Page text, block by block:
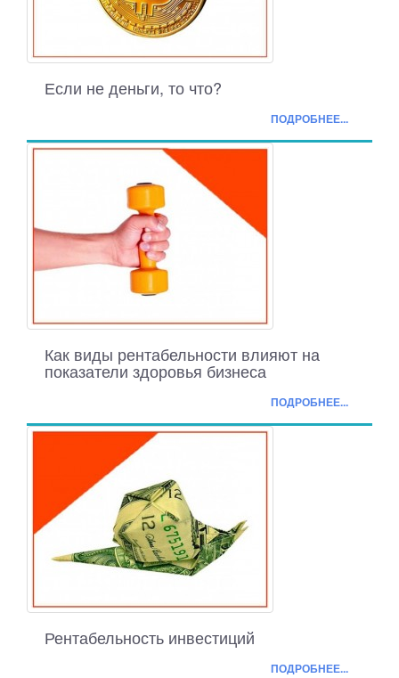
Если не деньги, то что?
ПОДРОБНЕЕ...
Как виды рентабельности влияют на
показатели здоровья бизнеса
ПОДРОБНЕЕ...
Рентабельность инвестиций
ПОДРОБНЕЕ...